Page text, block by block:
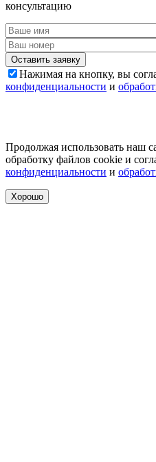
консультацию
Оставить заявку
Нажимая на кнопку, вы
конфиденциальности и
Продолжая использовать наш
обработку файлов cookie и
конфиденциальности и
Хорошо